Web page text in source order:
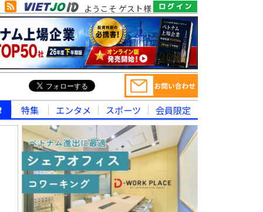
ようこそ ゲスト様
特集 エンタメ スポーツ 会員限定